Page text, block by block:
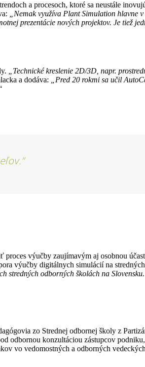
a procesoch, ktoré sa neustále
Nemak využíva Plant Simulation hlavne
prezentácie nových projektov. Je tiež j
„Technické kreslenie 2D/3D, napr.
a dodáva:
„Pred 20 rokmi sa učil
výučby zaujímavým aj osobnou
výučby digitálnych simulácií na
odborných školách na
zo Strednej odbornej školy z
odbornou konzultáciou zástupcov
vo vedomostných a odborných